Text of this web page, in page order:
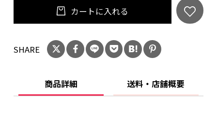
カートに入れる
SHARE
商品詳細 送料・店舗概要